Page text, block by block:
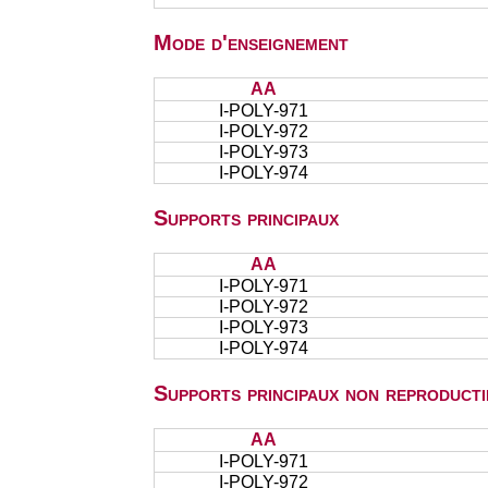
Mode d'enseignement
AA
I-POLY-971
I-POLY-972
I-POLY-973
I-POLY-974
Supports principaux
AA
I-POLY-971
I-POLY-972
I-POLY-973
I-POLY-974
Supports principaux non
AA
I-POLY-971
I-POLY-972